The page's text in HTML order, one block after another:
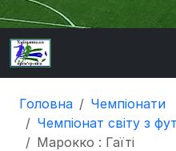
Головна
Чемпіонати
Чемпіонат світу з
Марокко : Гаїті